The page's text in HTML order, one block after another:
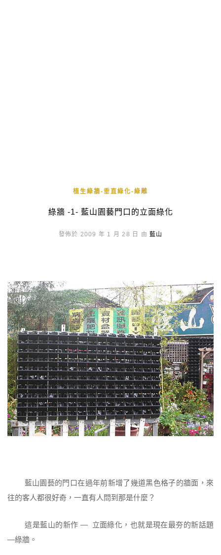
植生綠牆-垂直綠化-綠雕
綠牆 -1- 藍山園藝門口的立面綠化
發佈於 2009 年 1 月 28 日 由 藍山
藍山園藝的門口在過年前新增了幾道黑色格子的牆面，來
往的客人都很好奇，一直有人問到那是什麼？
這是藍山的新作 — 立面綠化，也就是現在最夯的新話題
—綠牆。